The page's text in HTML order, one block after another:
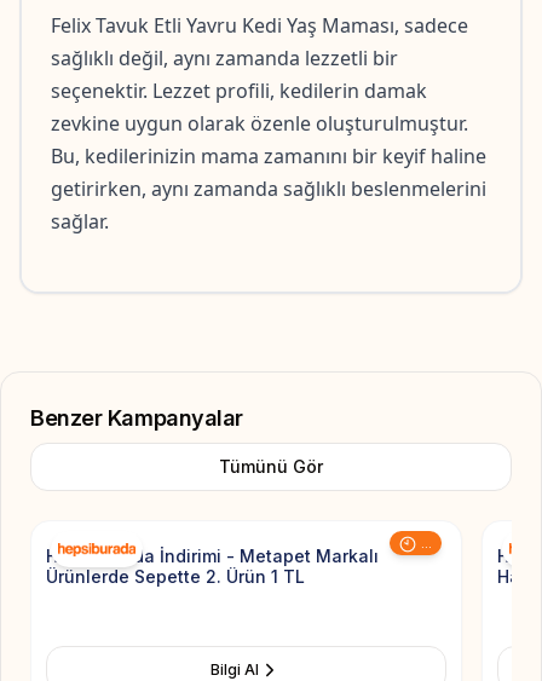
Felix Tavuk Etli Yavru Kedi Yaş Maması, sadece
sağlıklı değil, aynı zamanda lezzetli bir
seçenektir. Lezzet profili, kedilerin damak
zevkine uygun olarak özenle oluşturulmuştur.
Bu, kedilerinizin mama zamanını bir keyif haline
getirirken, aynı zamanda sağlıklı beslenmelerini
sağlar.
Benzer Kampanyalar
Tümünü Gör
...
Add to
Hepsiburada İndirimi - Metapet Markalı
Ürünlerde Sepette 2. Ürün 1 TL
Bilgi Al